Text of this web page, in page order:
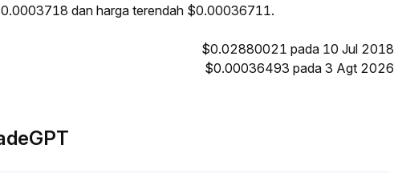
dan harga terendah $0.00036711.
$0.02880021 pada 10 Jul 2018
$0.00036493 pada 3 Agt 2026